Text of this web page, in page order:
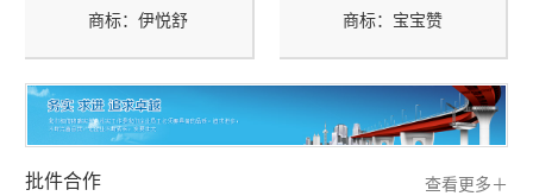
商标：伊悦舒 商标：宝宝赞
批件合作 查看更多＋